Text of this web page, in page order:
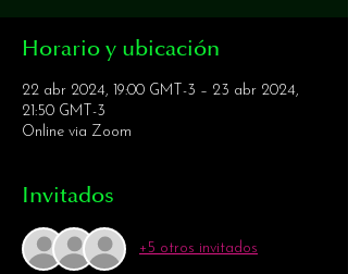
Horario y ubicación
22 abr 2024, 19:00 GMT-3 – 23 abr 2024,
21:50 GMT-3
Online via Zoom
Invitados
+5 otros invitados